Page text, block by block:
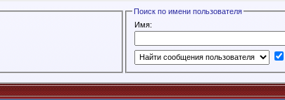
Поиск по имени пользователя
Имя: